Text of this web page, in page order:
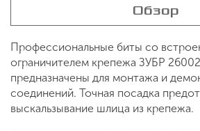
Обзор
Профессиональные биты со
ограничителем крепежа ЗУБР
предназначены для монтажа и
соединений. Точная посадка
выскальзывание шлица из крепежа.